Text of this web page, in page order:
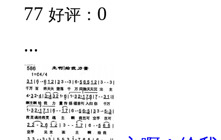
77 好评： 0
...